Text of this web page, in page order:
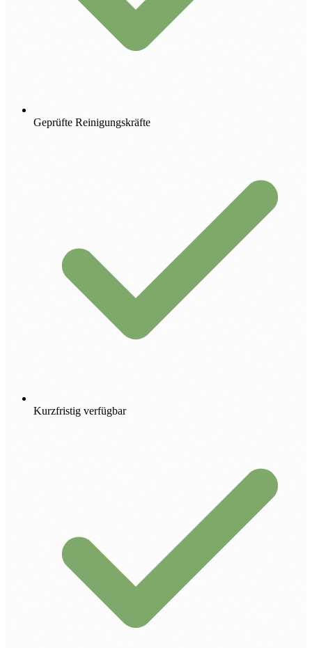
Geprüfte Reinigungskräfte
Kurzfristig verfügbar